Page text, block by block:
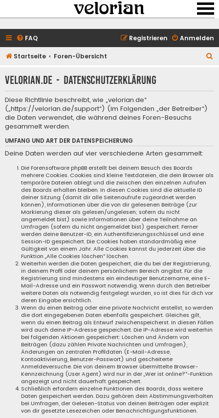
FAQ Anmelden
Registrieren
Startseite Foren-Übersicht
h
velorian.de - Datenschutzerklärung
Diese Richtlinie beschreibt, wie „velorian.de“
(„https://velorian.de/support“) (im Folgenden „der Betreiber“)
die Daten verwendet, die während deines Foren-Besuchs
gesammelt werden.
UMFANG UND ART DER DATENSPEICHERUNG
Deine Daten werden auf vier verschiedene Arten gesammelt:
Die Forensoftware phpBB erstellt bei deinem Besuch des Boards
mehrere Cookies. Cookies sind kleine Textdateien, die dein Browser als
temporäre Dateien ablegt und die zwischen den einzelnen Aufrufen
des Boards erhalten bleiben. In diesen Cookies sind die aktuelle ID
deiner Sitzung (damit dir alle Seitenaufrufe zugeordnet werden
können), Informationen über die von dir gelesenen Beiträge (zur
Markierung dieser als gelesen/ungelesen; sofern du nicht
angemeldet bist) sowie Informationen über deine Teilnahme an
Umfragen (sofern du nicht angemeldet bist) gespeichert. Ferner
werden deine Benutzer-ID, ein Authentifizierungsschlüssel und eine
Session-ID gespeichert. Die Cookies haben standardmäßig eine
Gültigkeit von einem Jahr. Alle Cookies kannst du jederzeit über die
Funktion „Alle Cookies löschen“ löschen.
Weiterhin werden die Daten gespeichert, die du bei der Registrierung,
in deinem Profil oder deinem persönlichem Bereich angibst. Für die
Registrierung sind mindestens ein eindeutiger Benutzername, eine E-
Mail-Adresse und ein Passwort notwendig. Wenn durch den Betreiber
weitere Daten als notwendig festgelegt wurden, so ist dies für dich vor
deren Eingabe ersichtlich.
Wenn du einen Beitrag oder eine private Nachricht erstellst, so werden
die dort eingegebenen Daten ebenfalls gespeichert. Gleiches gilt,
wenn du einen Beitrag als Entwurf zwischenspeicherst. In diesen Fällen
wird auch deine IP-Adresse gespeichert. Die IP-Adresse wird weiterhin
bei folgenden Aktionen gespeichert: Löschen und Ändern von
Beiträgen (dazu zählen Private Nachrichten und Umfragen),
Änderungen an zentralen Profildaten (E-Mail-Adresse,
Kontoaktivierung, Benutzer-Passwort) und gescheiterte
Anmeldeversuche. Die von deinem Browser übermittelte Browser-
Kennzeichnung (User Agent) wird nur in der „Wer ist online?“-Funktion
angezeigt und nicht dauerhaft gespeichert.
Schließlich erfordern einzelne Funktionen des Boards, dass weitere
Daten gespeichert werden. Dazu gehören dein Abstimmungsverhalten
bei Umfragen, der Gelesen-Status von deinen Beiträgen oder explizit
von dir gesetzte Lesezeichen oder Benachrichtigungsfunktionen.